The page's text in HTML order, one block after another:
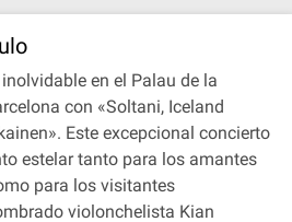
en el Palau de la
con «Soltani, Iceland
Este excepcional concierto
estelar tanto para los amantes
para los visitantes
violonchelista Kian